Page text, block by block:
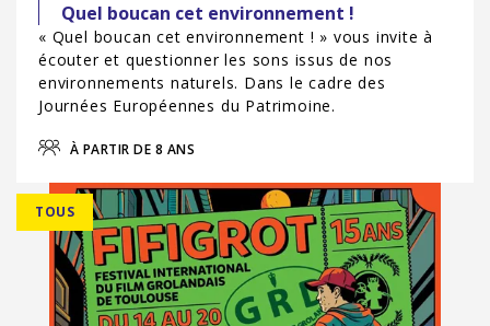
Quel boucan cet environnement !
« Quel boucan cet environnement ! » vous invite à
écouter et questionner les sons issus de nos
environnements naturels. Dans le cadre des
Journées Européennes du Patrimoine.
À PARTIR DE 8 ANS
TOUS